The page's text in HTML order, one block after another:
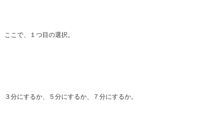
ここで、１つ目の選択。
３分にするか、５分にするか、７分にするか。